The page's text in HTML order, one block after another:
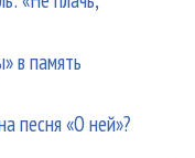
в память
песня «О ней»?